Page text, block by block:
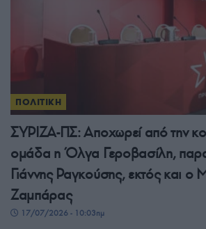
ΠΟΛΙΤΙΚΗ
ΣΥΡΙΖΑ-ΠΣ: Αποχωρεί από την
ομάδα η Όλγα Γεροβασίλη,
Γιάννης Ραγκούσης, εκτός και ο
Ζαμπάρας
17/07/2026 - 10:03πμ